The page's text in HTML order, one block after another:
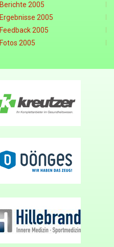
Berichte 2005
Ergebnisse 2005
Feedback 2005
Fotos 2005